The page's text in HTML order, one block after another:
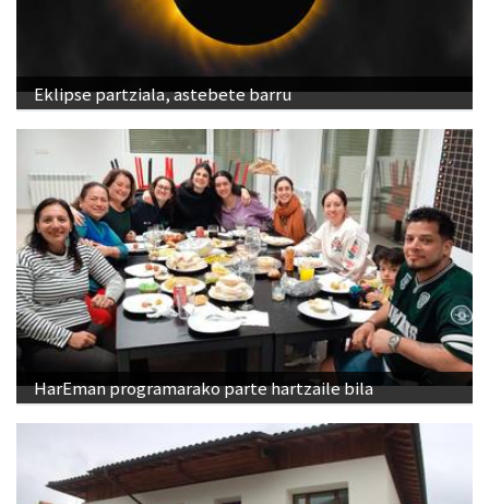
Eklipse partziala, astebete barru
HarEman programarako parte hartzaile bila